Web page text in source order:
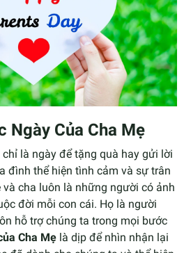
Ngày Của Cha Mẹ
chỉ là ngày để tặng quà hay gửi lời
đình thể hiện tình cảm và sự trân
cha luôn là những người có ảnh
đời mỗi con cái. Họ là người
hỗ trợ chúng ta trong mọi bước
Cha Mẹ là dịp để nhìn nhận lại